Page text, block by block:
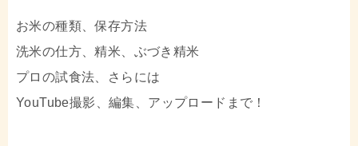
お米の種類、保存方法
洗米の仕方、精米、ぶづき精米
プロの試食法、さらには
YouTube撮影、編集、アップロードまで！